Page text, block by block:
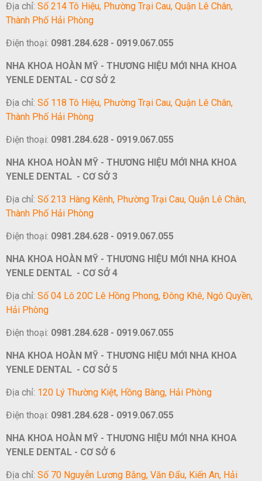
Địa chỉ: Số 214 Tô Hiệu, Phường Trại Cau, Quận Lê Chân,
Thành Phố Hải Phòng
Điện thoại: 0981.284.628 - 0919.067.055
NHA KHOA HOÀN MỸ - THƯƠNG HIỆU MỚI NHA KHOA
YENLE DENTAL - CƠ SỞ 2
Địa chỉ: Số 118 Tô Hiệu, Phường Trại Cau, Quận Lê Chân,
Thành Phố Hải Phòng
Điện thoại: 0981.284.628 - 0919.067.055
NHA KHOA HOÀN MỸ - THƯƠNG HIỆU MỚI NHA KHOA
YENLE DENTAL - CƠ SỞ 3
Địa chỉ: Số 213 Hàng Kênh, Phường Trại Cau, Quận Lê Chân,
Thành Phố Hải Phòng
Điện thoại: 0981.284.628 - 0919.067.055
NHA KHOA HOÀN MỸ - THƯƠNG HIỆU MỚI NHA KHOA
YENLE DENTAL - CƠ SỞ 4
Địa chỉ: Số 04 Lô 20C Lê Hồng Phong, Đông Khê, Ngô Quyền,
Hải Phòng
Điện thoại: 0981.284.628 - 0919.067.055
NHA KHOA HOÀN MỸ - THƯƠNG HIỆU MỚI NHA KHOA
YENLE DENTAL - CƠ SỞ 5
Địa chỉ: 120 Lý Thường Kiệt, Hồng Bàng, Hải Phòng
Điện thoại: 0981.284.628 - 0919.067.055
NHA KHOA HOÀN MỸ - THƯƠNG HIỆU MỚI NHA KHOA
YENLE DENTAL - CƠ SỞ 6
Địa chỉ: Số 70 Nguyễn Lương Bằng, Văn Đẩu, Kiến An, Hải